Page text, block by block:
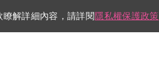
解詳細內容，請詳閱隱私權保護政策